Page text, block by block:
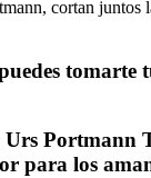
para los